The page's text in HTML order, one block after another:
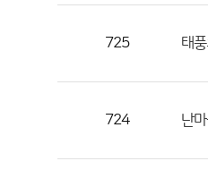
725 태
724 난